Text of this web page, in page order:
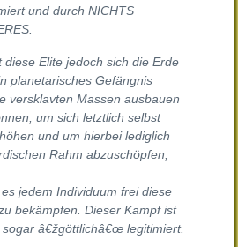
und durch NICHTS
diese Elite jedoch sich die Erde
planetarisches Gefängnis
versklavten Massen ausbauen
um sich letztlich selbst
und um hierbei lediglich
Rahm abzuschöpfen,
jedem Individuum frei diese
bekämpfen. Dieser Kampf ist
sogar â€žgöttlichâ€œ legitimiert.